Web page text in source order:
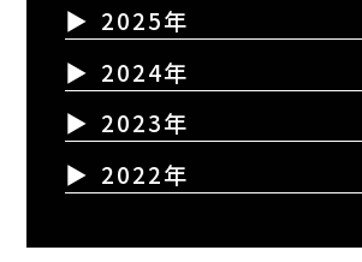
2025年
2024年
2023年
2022年